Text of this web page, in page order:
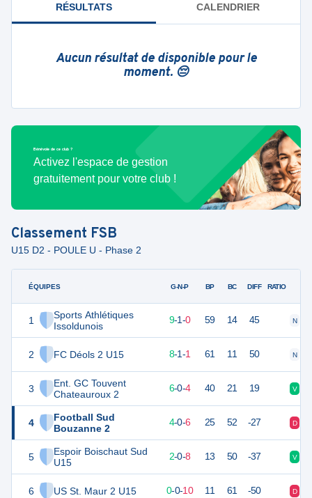
RÉSULTATS CALENDRIER
Aucun résultat de disponible pour le
moment. 😔
Bénévole de ce club ?
Activez l'espace de gestion
gratuitement pour votre club !
Classement FSB
U15 D2 - POULE U - Phase 2
ÉQUIPES
1
Sports Athlétiques
Issoldunois
2 FC Déols 2 U15
3
Ent. GC Touvent
Chateauroux 2
4
Football Sud
Bouzanne 2
5
Espoir Boischaut Sud
U15
6 US St. Maur 2 U15
G-N-P BP BC DIFF RATIO
28 9-1-0 59 14 45 N
25 8-1-1 61 11 50 N
18 6-0-4 40 21 19 V
4-0-6 25 52 -27 D
6 10 2-0-8 13 50 -37 V
0 0-0-10 11 61 -50 D